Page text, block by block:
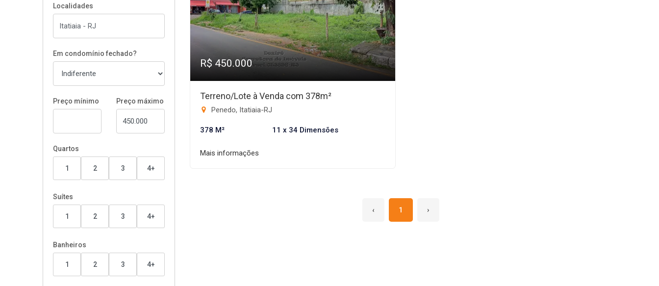
Localidades
Em condomínio fechado?
Preço mínimo Preço máximo
Quartos
1 2 3 4+
Suítes
1 2 3 4+
Banheiros
1 2 3 4+
R$ 450.000
Terreno/Lote à Venda com 378m²
Penedo, Itatiaia-RJ
378 M² 11 x 34 Dimensões
Mais informações
‹ 1 ›